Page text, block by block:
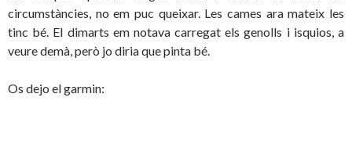
circumstàncies, no em puc queixar. Les cames ara mateix les
tinc bé. El dimarts em notava carregat els genolls i isquios, a
veure demà, però jo diria que pinta bé.
Os dejo el garmin: